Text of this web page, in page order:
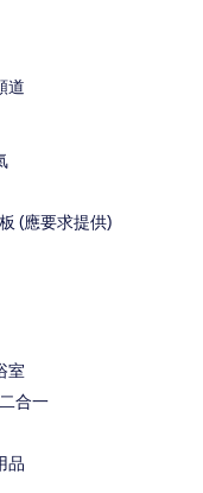
道
(應要求提供)
室
合一
品